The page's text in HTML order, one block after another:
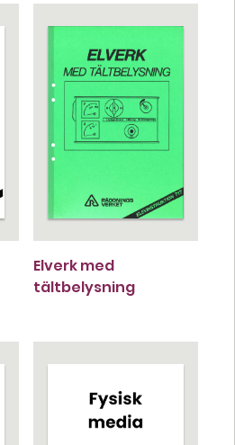
Elverk med
tältbelysning